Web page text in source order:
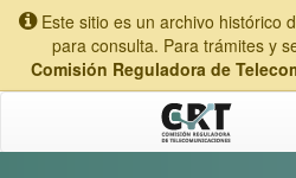
Este sitio es un archivo histórico
para consulta. Para trámites y
Comisión Reguladora de